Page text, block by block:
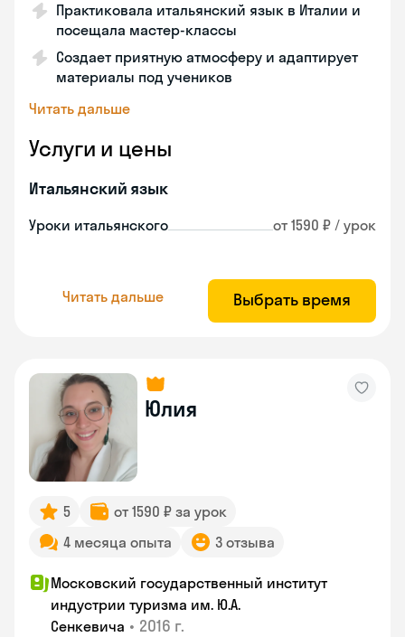
Практиковала итальянский язык в Италии и
посещала мастер-классы
Создает приятную атмосферу и адаптирует
материалы под учеников
Читать дальше
Услуги и цены
Итальянский язык
Уроки итальянского от 1590 ₽ / урок
Читать дальше Выбрать время
Юлия
5
от 1590 ₽ за урок
4 месяца опыта
3 отзыва
Московский государственный институт
индустрии туризма им. Ю.А.
Сенкевича • 2016 г.